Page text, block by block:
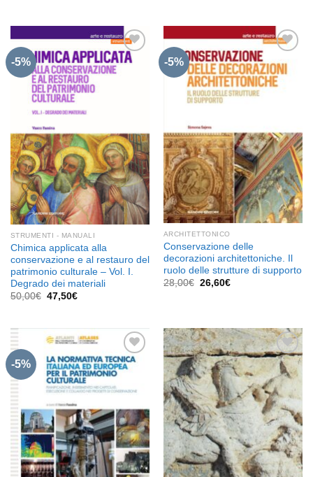
-5%
STRUMENTI - MANUALI
Chimica applicata alla
conservazione e al restauro del
patrimonio culturale – Vol. I.
Degrado dei materiali
50,00€ Il
50,00€.
47,50€Il
47,50€.
-5%
Aggiungi
ARCHITETTONICO
Conservazione delle
decorazioni architettoniche. Il
ruolo delle strutture di supporto
28,00€ Il
26,60€Il
-5%
Aggiungi
dei
desideri
Aggiungi
alla lista
dei
desideri